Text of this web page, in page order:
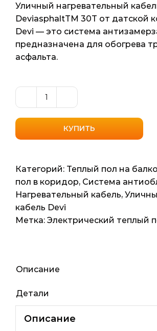
Уличный нагревательный
DeviasphaltTM 30T от датской
Devi — это система
предназначена для обогрева
асфальта.
Количество
товара
Уличный
нагревательный
DeviasphaltTM
30T
(DTIK-
30)
(Дания)
КУПИТЬ
Категорий: Теплый пол на
пол в коридор, Система
Нагревательный кабель,
кабель Devi
Метка: Электрический теплый
Описание
Детали
Описание